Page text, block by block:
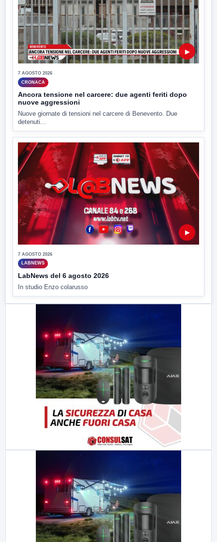
▶
7 AGOSTO 2026
CRONACA
Ancora tensione nel carcere: due agenti feriti dopo
nuove aggressioni
Nuove giornate di tensioni nel carcere di Benevento. Due
detenuti...
▶
7 AGOSTO 2026
LABNEWS
LabNews del 6 agosto 2026
In studio Enzo colarusso